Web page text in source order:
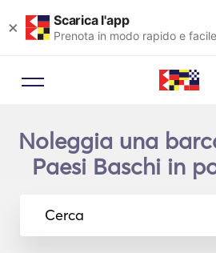
× Scarica l'app
Prenota in modo rapido e facile
Noleggia una
Paesi Baschi in
Cerca